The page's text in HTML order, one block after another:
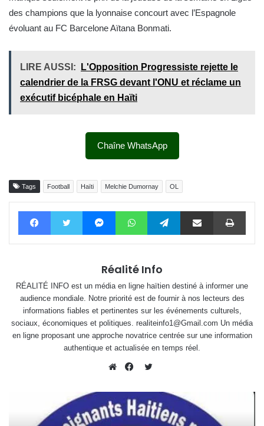
des champions que la lyonnaise concourt avec l’Espagnole
évoluant au FC Barcelone Aïtana Bonmati.
LIRE AUSSI:
L'Opposition Progressiste rejette le
calendrier de la FRSG devant l'ONU et réclame un
exécutif bicéphale en Haïti
Chaîne WhatsApp
Tags Football Haïti Melchie Dumornay OL
FacebookTwitter MessengerWhatsAppTelegram Partager par email
Réalité Info
RÉALITÉ INFO est un média en ligne haïtien destiné à informer une
audience mondiale. Notre priorité est de fournir à nos lecteurs des
informations fiables et pertinentes sur les événements culturels,
sociaux, économiques et politiques. realiteinfo1@Gmail.com Un média
en ligne proposant une approche novatrice centrée sur une information
authentique et actualisée en temps réel.